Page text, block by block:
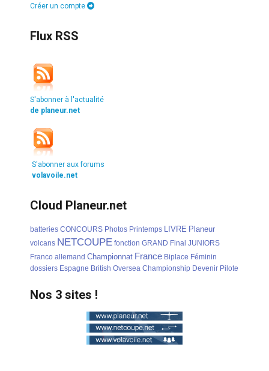
Créer un compte
Flux RSS
S'abonner à l'actualité
de planeur.net
S'abonner aux forums
volavoile.net
Cloud Planeur.net
batteries CONCOURS Photos Printemps LIVRE Planeur
volcans NETCOUPE fonction GRAND Final JUNIORS
Franco allemand Championnat France Biplace Féminin
dossiers Espagne British Oversea Championship Devenir Pilote
Nos 3 sites !